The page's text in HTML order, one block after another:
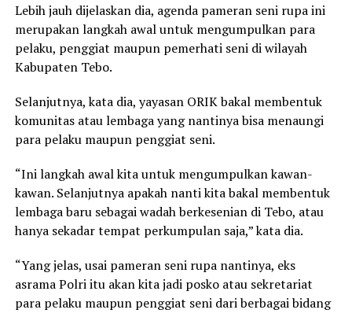
Lebih jauh dijelaskan dia, agenda pameran seni rupa ini
merupakan langkah awal untuk mengumpulkan para
pelaku, penggiat maupun pemerhati seni di wilayah
Kabupaten Tebo.
Selanjutnya, kata dia, yayasan ORIK bakal membentuk
komunitas atau lembaga yang nantinya bisa menaungi
para pelaku maupun penggiat seni.
“Ini langkah awal kita untuk mengumpulkan kawan-
kawan. Selanjutnya apakah nanti kita bakal membentuk
lembaga baru sebagai wadah berkesenian di Tebo, atau
hanya sekadar tempat perkumpulan saja,” kata dia.
“Yang jelas, usai pameran seni rupa nantinya, eks
asrama Polri itu akan kita jadi posko atau sekretariat
para pelaku maupun penggiat seni dari berbagai bidang